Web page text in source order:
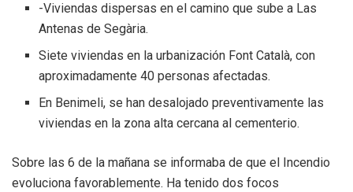
-Viviendas dispersas en el camino que sube a Las
Antenas de Segària.
Siete viviendas en la urbanización Font Català, con
aproximadamente 40 personas afectadas.
En Benimeli, se han desalojado preventivamente las
viviendas en la zona alta cercana al cementerio.
Sobre las 6 de la mañana se informaba de que el Incendio
evoluciona favorablemente. Ha tenido dos focos